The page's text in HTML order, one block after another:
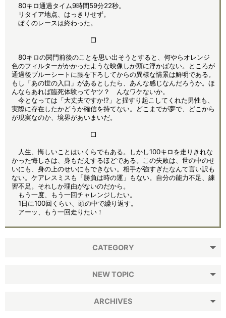
80キロ通過タイム9時間59分22秒。
リタイア地点、はっきりせず。
ぼくのレースは終わった。
□
80キロの関門前後のことを思い出そうとすると、何やらオレンジ
色のフィルターがかかったような映像しか頭に浮かばない。ところが
通過後ブルーシートに腰を下ろしてからの異様な情景は鮮明である。
もし「あの世の入口」があるとしたら、あんな感じなんだろうか。ほ
んならあれば臨死体験ってヤツ？ んなワケないか。
今となっては「大丈夫ですか!?」と揺すり起こしてくれた男性も、
実際に存在したかどうか確信を持てない。どこまでが夢で、どこから
が現実なのか、境界があいまいだ。
□
人生、悔しいことはいくらでもある。しかし100キロを走りきれな
かった悔しさは、身もだえするほどである。この失敗は、世の中のせ
いにも、身の上のせいにもできない。相手が強すぎたなんて言い訳も
ない。ケアレスミスも「勝負は時の運」もない。自分の能力不足、練
習不足。それしか理由がないのだから。
もう一度、もう一回チャレンジしたい。
1日に100回くらい、頭の中で繰り返す。
アーッ、もう一回走りたい！
CATEGORY
NEW TOPIC
ARCHIVES